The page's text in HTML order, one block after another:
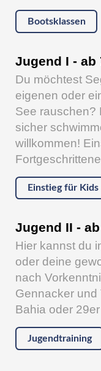
Bootsklassen
Jugend I - ab
Du möchtest
eigenen oder
See rauschen?
sicher
willkommen!
Einstieg für Kids
Jugend II -
Hier kannst du
oder deine
nach
Gennacker und
Bahia oder
Jugendtraining